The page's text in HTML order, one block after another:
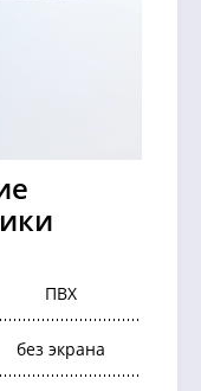
ПВХ
без экрана